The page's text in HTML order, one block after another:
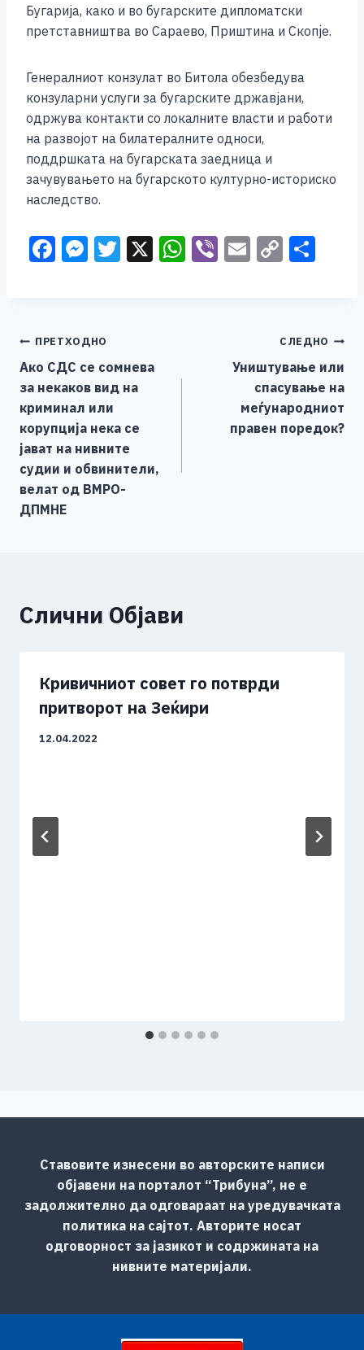
Бугарија, како и во бугарските дипломатски
претставништва во Сараево, Приштина и Скопје.
Генералниот конзулат во Битола обезбедува
конзуларни услуги за бугарските државјани,
одржува контакти со локалните власти и работи
на развојот на билатералните односи,
поддршката на бугарската заедница и
зачувувањето на бугарското културно-историско
наследство.
F
b
o
o
k
M
n
g
er
T X W Vi E C
Li
n
k
Навигација
на
напис
ПРЕТХОДНО
Ако СДС се сомнева
за некаков вид на
криминал или
корупција нека се
јават на нивните
судии и обвинители,
велат од ВМРО-
ДПМНЕ
СЛЕДНО
Уништување или
спасување на
меѓународниот
правен поредок?
Слични Објави
Кривичниот совет го потврди
притворот на Зеќири
12.04.2022
Ставовите изнесени во авторските написи
објавени на порталот “Трибуна”, не е
задолжително да одговараат на уредувачката
политика на сајтот. Авторите носат
одговорност за јазикот и содржината на
нивните материјали.